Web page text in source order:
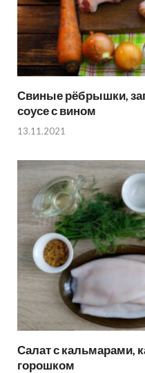
Свиные рёбрышки,
соусе с вином
13.11.2021
Салат с кальмарами,
горошком